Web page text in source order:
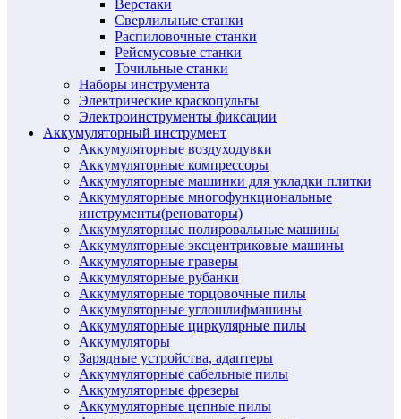
Верстаки
Сверлильные станки
Распиловочные станки
Рейсмусовые станки
Точильные станки
Наборы инструмента
Электрические краскопульты
Электроинструменты фиксации
Аккумуляторный инструмент
Аккумуляторные воздуходувки
Аккумуляторные компрессоры
Аккумуляторные машинки для укладки плитки
Аккумуляторные многофункциональные
инструменты(реноваторы)
Аккумуляторные полировальные машины
Аккумуляторные эксцентриковые машины
Аккумуляторные граверы
Аккумуляторные рубанки
Аккумуляторные торцовочные пилы
Аккумуляторные углошлифмашины
Аккумуляторные циркулярные пилы
Аккумуляторы
Зарядные устройства, адаптеры
Аккумуляторные сабельные пилы
Аккумуляторные фрезеры
Аккумуляторные цепные пилы